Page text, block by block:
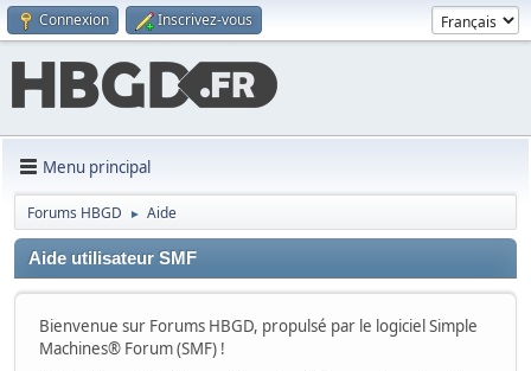
Connexion Inscrivez-vous
Menu principal
Forums HBGD ► Aide
Aide utilisateur SMF
Bienvenue sur Forums HBGD, propulsé par le logiciel Simple
Machines® Forum (SMF) !